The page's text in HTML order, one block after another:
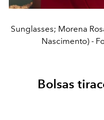
Sunglasses; Morena
Nascimento) -
Bolsas